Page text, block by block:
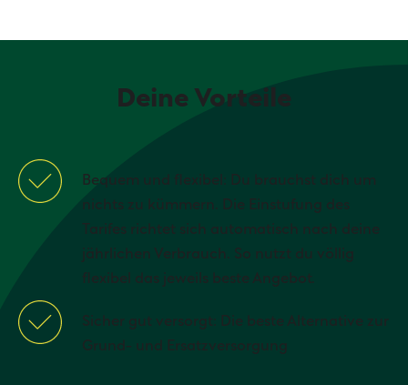
Deine Vorteile
Bequem und flexibel: Du brauchst dich um
nichts zu kümmern. Die Einstufung des
Tarifes richtet sich automatisch nach deine
jährlichen Verbrauch. So nutzt du völlig
flexibel das jeweils beste Angebot.
Sicher gut versorgt: Die beste Alternative zur
Grund- und Ersatzversorgung